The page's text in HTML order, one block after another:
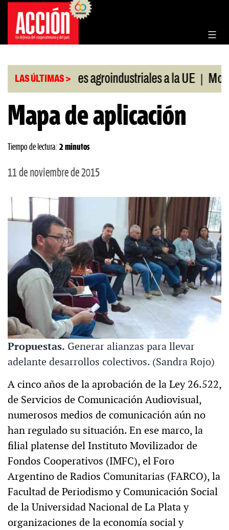
Saltar
contenido
LAS ÚLTIMAS >
Exportaciones agroindustriales a la UE |
Mapa de aplicación
Tiempo de lectura: 2 minutos
11 de noviembre de 2015
Propuestas. Generar alianzas para llevar
adelante desarrollos colectivos. (Sandra Rojo)
A cinco años de la aprobación de la Ley 26.522,
de Servicios de Comunicación Audiovisual,
numerosos medios de comunicación aún no
han regulado su situación. En ese marco, la
filial platense del Instituto Movilizador de
Fondos Cooperativos (IMFC), el Foro
Argentino de Radios Comunitarias (FARCO), la
Facultad de Periodismo y Comunicación Social
de la Universidad Nacional de La Plata y
organizaciones de la economía social y